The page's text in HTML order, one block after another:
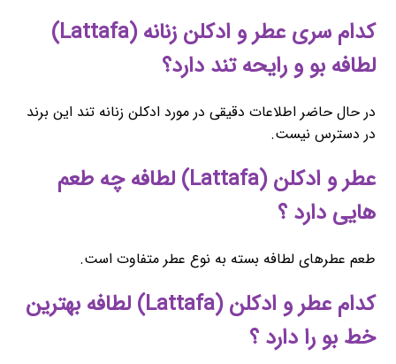
کدام سری عطر و ادکلن زنانه (Lattafa)
لطافه بو و رایحه تند دارد؟
در حال حاضر اطلاعات دقیقی در مورد ادکلن زنانه تند این برند
در دسترس نیست.
عطر و ادکلن (Lattafa) لطافه چه طعم
هایی دارد ؟
طعم عطرهای لطافه بسته به نوع عطر متفاوت است.
کدام عطر و ادکلن (Lattafa) لطافه بهترین
خط بو را دارد ؟